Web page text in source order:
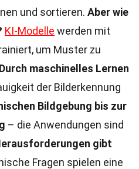
und sortieren. Aber wie
KI-Modelle werden mit
um Muster zu
Durch maschinelles Lernen
der Bilderkennung
Bildgebung bis zur
– die Anwendungen sind
gibt
Fragen spielen eine